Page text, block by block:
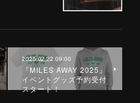
2025.02.22 09:00
『MILES AWAY 2025』
イベントグッズ予約受付
スタート！